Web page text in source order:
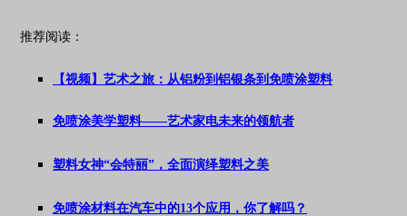
推荐阅读：
【视频】艺术之旅：从铝粉到铝银条到免喷涂塑料
免喷涂美学塑料——艺术家电未来的领航者
塑料女神“会特丽”，全面演绎塑料之美
免喷涂材料在汽车中的13个应用，你了解吗？